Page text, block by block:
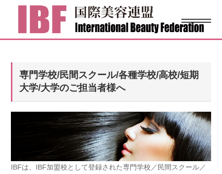
専門学校/民間スクール/各種学校/高校/短期
大学/大学のご担当者様へ
IBFは、IBF加盟校として登録された専門学校／民間スクール／